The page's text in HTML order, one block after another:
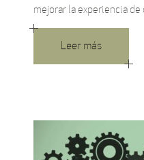
mejorar la experiencia
Leer más